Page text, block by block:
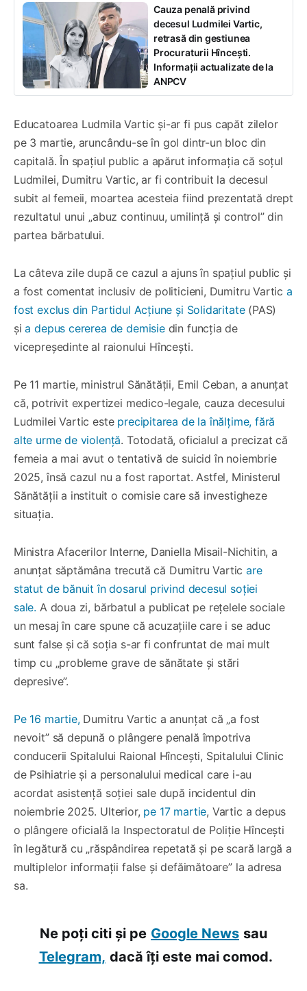
Cauza penală privind
decesul Ludmilei Vartic,
retrasă din gestiunea
Procuraturii Hîncești.
Informații actualizate de la
ANPCV
Educatoarea Ludmila Vartic și-ar fi pus capăt zilelor
pe 3 martie, aruncându-se în gol dintr-un bloc din
capitală. În spațiul public a apărut informația că soțul
Ludmilei, Dumitru Vartic, ar fi contribuit la decesul
subit al femeii, moartea acesteia fiind prezentată drept
rezultatul unui „abuz continuu, umilință și control” din
partea bărbatului.
La câteva zile după ce cazul a ajuns în spațiul public și
a fost comentat inclusiv de politicieni, Dumitru Vartic a
fost exclus din Partidul Acțiune și Solidaritate(PAS)
șia depus cererea de demisiedin funcția de
vicepreședinte al raionului Hîncești.
Pe 11 martie, ministrul Sănătății, Emil Ceban, a anunțat
că, potrivit expertizei medico-legale, cauza decesului
Ludmilei Vartic este precipitarea de la înălțime, fără
alte urme de violență. Totodată, oficialul a precizat că
femeia a mai avut o tentativă de suicid în noiembrie
2025, însă cazul nu a fost raportat. Astfel, Ministerul
Sănătății a instituit o comisie care să investigheze
situația.
Ministra Afacerilor Interne, Daniella Misail-Nichitin, a
anunțat săptămâna trecută că Dumitru Varticare
statut de bănuit în dosarul privind decesul soției
sale. A doua zi, bărbatul a publicat pe rețelele sociale
un mesaj în care spune că acuzațiile care i se aduc
sunt false și că soția s-ar fi confruntat de mai mult
timp cu „probleme grave de sănătate și stări
depresive”.
Pe 16 martie,Dumitru Vartic a anunțat că „a fost
nevoit” să depună o plângere penală împotriva
conducerii Spitalului Raional Hîncești, Spitalului Clinic
de Psihiatrie și a personalului medical care i-au
acordat asistență soției sale după incidentul din
noiembrie 2025. Ulterior, pe 17 martie, Vartic a depus
o plângere oficială la Inspectoratul de Poliție Hîncești
în legătură cu „răspândirea repetată și pe scară largă a
multiplelor informații false și defăimătoare” la adresa
sa.
Ne poți citi și pe Google News sau
Telegram, dacă îți este mai comod.